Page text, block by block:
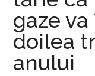
gaze
doilea
anului